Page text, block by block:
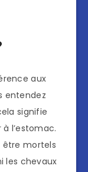
aux
entendez
signifie
l’estomac.
être mortels
les chevaux